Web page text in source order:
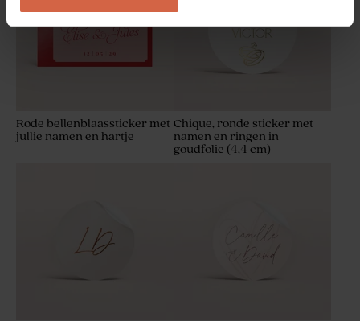
Glazen spray flesje met
Rode bellenblaassticker met
jullie namen en hartje
Chique, ronde sticker met
namen en ringen in
goudfolie (4,4 cm)